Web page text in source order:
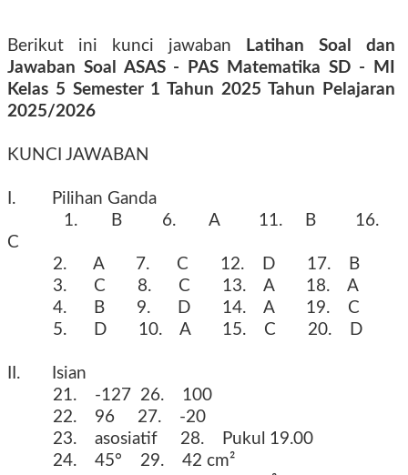
Berikut ini kunci jawaban
Latihan Soal dan
Jawaban Soal ASAS - PAS Matematika SD - MI
Kelas 5 Semester 1 Tahun 2025 Tahun Pelajaran
2025/2026
KUNCI JAWABAN
I. Pilihan Ganda
1. B 6. A 11. B 16.
C
2. A 7. C 12. D 17. B
3. C 8. C 13. A 18. A
4. B 9. D 14. A 19. C
5. D 10. A 15. C 20. D
II. Isian
21. -127 26. 100
22. 96 27. -20
23. asosiatif 28. Pukul 19.00
24. 45° 29. 42 cm²